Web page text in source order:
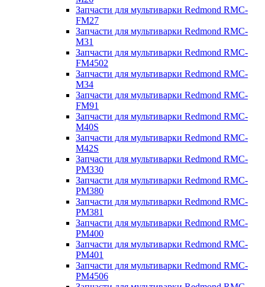
Запчасти для мультиварки Redmond RMC-
FM27
Запчасти для мультиварки Redmond RMC-
M31
Запчасти для мультиварки Redmond RMC-
FM4502
Запчасти для мультиварки Redmond RMC-
M34
Запчасти для мультиварки Redmond RMC-
FM91
Запчасти для мультиварки Redmond RMC-
M40S
Запчасти для мультиварки Redmond RMC-
M42S
Запчасти для мультиварки Redmond RMC-
PM330
Запчасти для мультиварки Redmond RMC-
PM380
Запчасти для мультиварки Redmond RMC-
PM381
Запчасти для мультиварки Redmond RMC-
PM400
Запчасти для мультиварки Redmond RMC-
PM401
Запчасти для мультиварки Redmond RMC-
PM4506